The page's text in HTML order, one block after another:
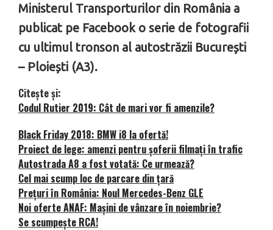
Ministerul Transporturilor din România a
publicat pe Facebook o serie de fotografii
cu ultimul tronson al autostrăzii București
– Ploiești (A3).
Citește și:
Codul Rutier 2019: Cât de mari vor fi amenzile?
Black Friday 2018: BMW i8 la ofertă!
Proiect de lege: amenzi pentru șoferii filmați în trafic
Autostrada A8 a fost votată: Ce urmează?
Cel mai scump loc de parcare din țară
Prețuri în România: Noul Mercedes-Benz GLE
Noi oferte ANAF: Mașini de vânzare în noiembrie?
Se scumpește RCA!